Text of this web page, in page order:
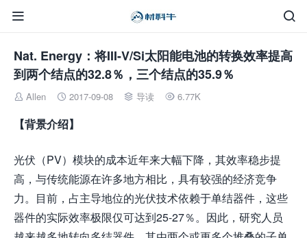


Nat. Energy：将III-V/Si太阳能电池的转换效率提高
到两个结点的32.8％，三个结点的35.9％
 Allen  2017-09-08  导读  6.77K
【背景介绍】
光伏（PV）模块的成本近年来大幅下降，其效率稳步提
高，与传统能源在许多地方相比，具有较强的经济竞争
力。目前，占主导地位的光伏技术依赖于单结器件，这些
器件的实际效率极限仅可达到25-27％。因此，研究人员